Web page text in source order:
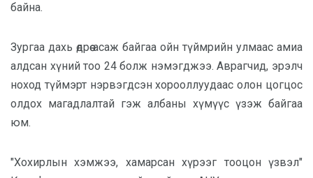
байна.
Зургаа дахь өдрөө асаж байгаа ойн түймрийн улмаас амиа
алдсан хүний тоо 24 болж нэмэгджээ. Аврагчид, эрэлч
ноход түймэрт нэрвэгдсэн хорооллуудаас олон цогцос
олдох магадлалтай гэж албаны хүмүүс үзэж байгаа
юм.
"Хохирлын хэмжээ, хамарсан хүрээг тооцон үзвэл"